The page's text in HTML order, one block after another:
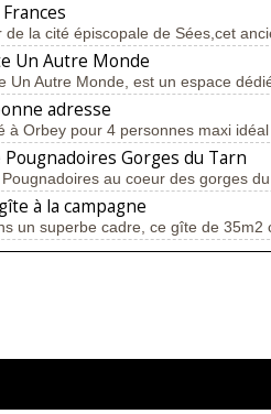
de la cité épiscopale de Sées,cet
Un Autre Monde
Un Autre Monde, est un espace
adresse
à Orbey pour 4 personnes maxi
Pougnadoires Gorges du Tarn
au coeur des gorges
à la campagne
un superbe cadre, ce gîte de 35m2